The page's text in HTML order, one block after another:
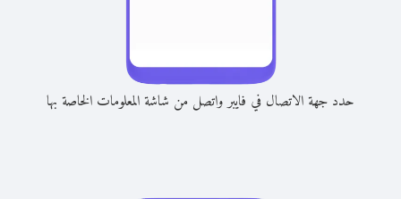
حدد جهة الاتصال في فايبر واتصل من شاشة المعلومات الخاصة بها